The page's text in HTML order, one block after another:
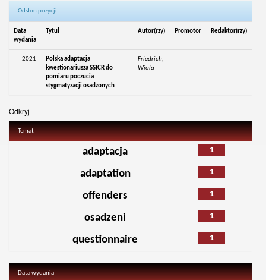
Odsłon pozycji:
Data
wydania
Tytuł Autor(rzy) Promotor Redaktor(rzy)
2021
Polska adaptacja
kwestionariusza SSICR do
pomiaru poczucia
stygmatyzacji osadzonych
Friedrich,
Wiola
- -
Odkryj
Temat
1
adaptacja
1
adaptation
1
offenders
1
osadzeni
1
questionnaire
Data wydania